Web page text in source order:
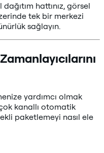
dağıtım hattınız, görsel
tek bir merkezi
sağlayın.
yardımcı olmak
kanallı otomatik
paketlemeyi nasıl ele